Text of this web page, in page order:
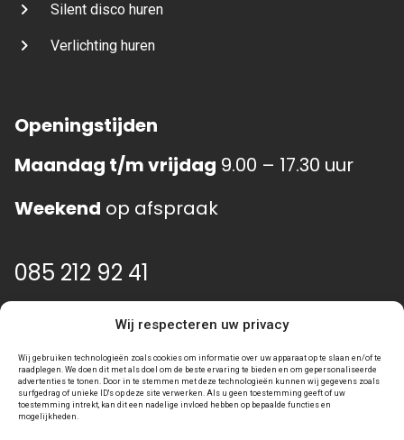
Wij respecteren uw privacy
Wij gebruiken technologieën zoals cookies om informatie over uw apparaat op te slaan en/of te
raadplegen. We doen dit met als doel om de beste ervaring te bieden en om gepersonaliseerde
advertenties te tonen. Door in te stemmen met deze technologieën kunnen wij gegevens zoals
surfgedrag of unieke ID's op deze site verwerken. Als u geen toestemming geeft of uw
toestemming intrekt, kan dit een nadelige invloed hebben op bepaalde functies en
mogelijkheden.
Silent disco huren
Verlichting huren
Openingstijden
Maandag t/m vrijdag 9.00 – 17.30 uur
Weekend op afspraak
085 212 92 41
info@event-gear.nl